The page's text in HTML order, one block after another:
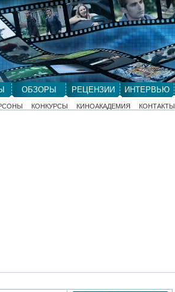
ОБЗОРЫ РЕЦЕНЗИИ ИНТЕРВЬЮ
КОНКУРСЫ КИНОАКАДЕМИЯ КОНТАКТЫ